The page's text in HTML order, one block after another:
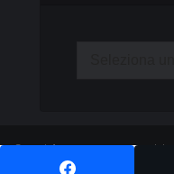
Copyright © 2003-2020
giornalistica né una